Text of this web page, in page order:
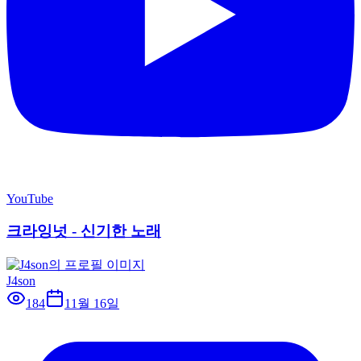
YouTube
크라잉넛 - 신기한 노래
J4son
184
11월 16일